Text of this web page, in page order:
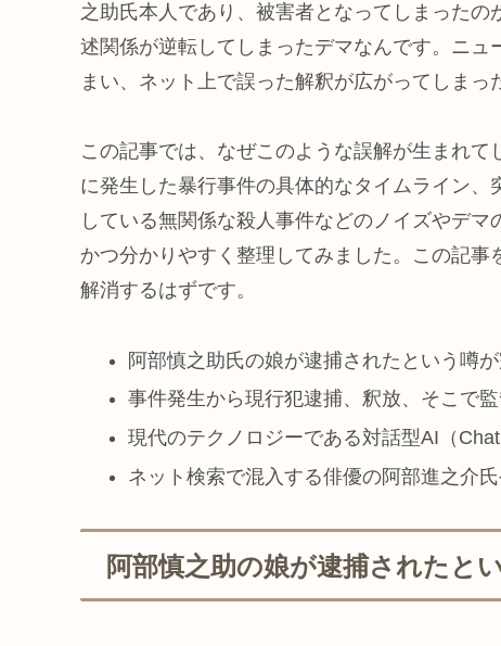
之助氏本人であり、被害者となってしまった
述関係が逆転してしまったデマなんです。ニ
まい、ネット上で誤った解釈が広がってしまっ
この記事では、なぜこのような誤解が生まれ
に発生した暴行事件の具体的なタイムライン
している無関係な殺人事件などのノイズやデ
かつ分かりやすく整理してみました。この記
解消するはずです。
阿部慎之助氏の娘が逮捕されたという噂
事件発生から現行犯逮捕、釈放、そこで
現代のテクノロジーである対話型AI（
ネット検索で混入する俳優の阿部進之介
阿部慎之助の娘が逮捕されたと